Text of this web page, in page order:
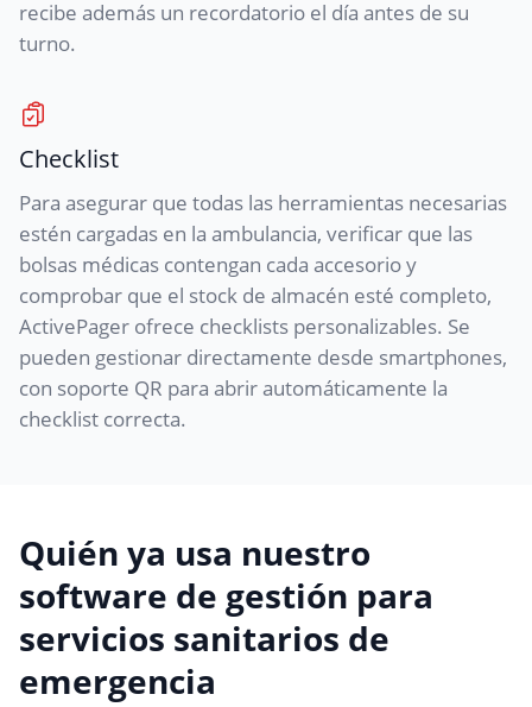
recibe además un recordatorio el día antes de su
turno.
Checklist
Para asegurar que todas las herramientas necesarias
estén cargadas en la ambulancia, verificar que las
bolsas médicas contengan cada accesorio y
comprobar que el stock de almacén esté completo,
ActivePager ofrece checklists personalizables. Se
pueden gestionar directamente desde smartphones,
con soporte QR para abrir automáticamente la
checklist correcta.
Quién ya usa nuestro
software de gestión para
servicios sanitarios de
emergencia